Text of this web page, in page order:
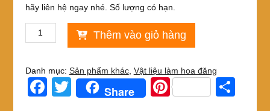
hãy liên hệ ngay nhé. Số lượng có hạn.
Thanh
lý
vụn,
mút
phế
Thêm vào giỏ hàng
Danh mục: Sản phẩm khác, Vật liệu làm hoa đăng
F
T
Share
Pi